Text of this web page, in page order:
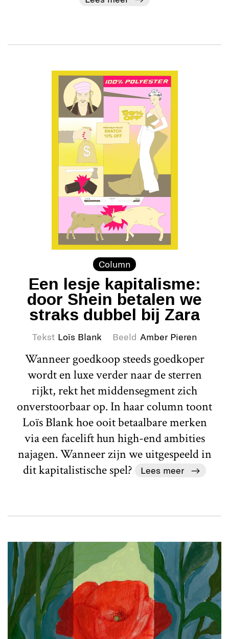
Column
Een lesje kapitalisme:
door Shein betalen we
straks dubbel bij Zara
Tekst Loïs Blank Beeld Amber Pieren
Wanneer goedkoop steeds goedkoper
wordt en luxe verder naar de sterren
rijkt, rekt het middensegment zich
onverstoorbaar op. In haar column toont
Loïs Blank hoe ooit betaalbare merken
via een facelift hun high-end ambities
najagen. Wanneer zijn we uitgespeeld in
dit kapitalistische spel?
Lees meer